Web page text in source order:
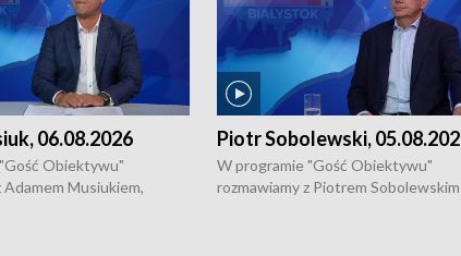
06.08.2026
Obiektywu"
Adamem Musiukiem,
Piotr Sobolewski,
W programie "Gość Obiektywu"
rozmawiamy z Piotrem